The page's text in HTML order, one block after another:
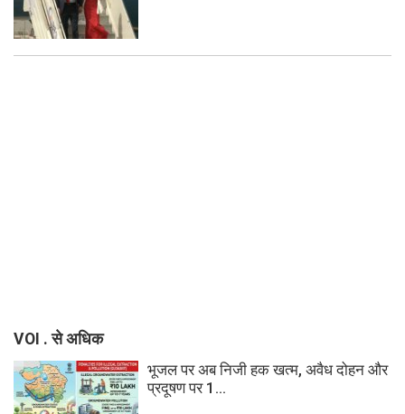
VOI . से अधिक
भूजल पर अब निजी हक खत्म, अवैध दोहन और
प्रदूषण पर 1...